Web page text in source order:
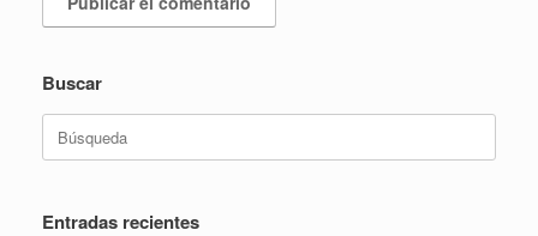
Buscar
Buscar:
Entradas recientes